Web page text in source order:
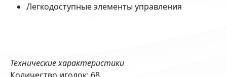
Легкодоступные элементы управления
Технические характеристики